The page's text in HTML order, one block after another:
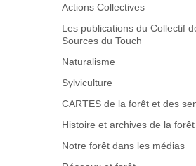
Actions Collectives
Les publications du Collectif
Sources du Touch
Naturalisme
Sylviculture
CARTES de la forêt et des
Histoire et archives de la forêt
Notre forêt dans les médias